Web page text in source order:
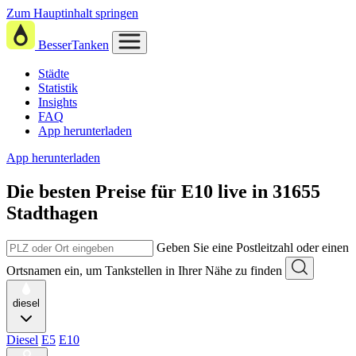
Zum Hauptinhalt springen
BesserTanken
Städte
Statistik
Insights
FAQ
App herunterladen
App herunterladen
Die besten Preise für E10 live in 31655
Stadthagen
Geben Sie eine Postleitzahl oder einen
Ortsnamen ein, um Tankstellen in Ihrer Nähe zu finden
diesel
Diesel E5 E10